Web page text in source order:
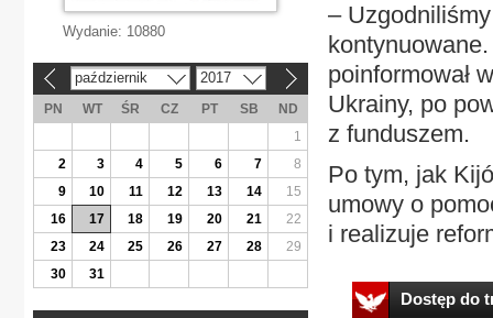
–
poinformował
Ukrainy, po
z funduszem.
Po tym, jak
umowy o
i realizuje
Dostęp do
Wydanie: 10880
październik 2017
PN WT ŚR CZ PT SB
ND
1
2
3 4 5 6 7
8
9
10 11 12 13 14
15
16
17 18 19 20 21
22
23
24 25 26 27 28
29
30
31